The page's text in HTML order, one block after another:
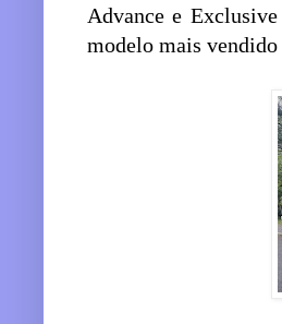
Advance e
modelo mais vendido